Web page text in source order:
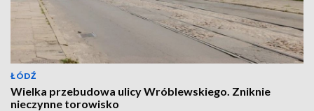
ŁÓDŹ
Wielka przebudowa ulicy Wróblewskiego. Zniknie
nieczynne torowisko